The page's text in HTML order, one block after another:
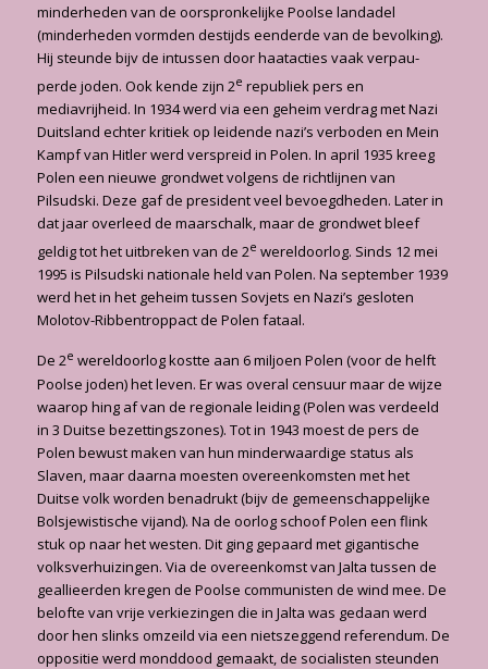
minderheden van de oorspronkelijke Poolse landadel
(minderheden vormden des­tijds eenderde van de bevolking).
Hij steunde bijv de intussen door haatacties vaak verpau­
perde joden. Ook kende zijn 2e republiek pers en
mediavrijheid. In 1934 werd via een geheim verdrag met Nazi
Duitsland echter kritiek op leidende nazi’s verboden en Mein
Kampf van Hitler werd verspreid in Polen. In april 1935 kreeg
Polen een nieuwe grondwet volgens de richtlijnen van
Pilsudski. Deze gaf de president veel bevoegdheden. Later in
dat jaar over­leed de maarschalk, maar de grondwet bleef
geldig tot het uitbreken van de 2e wereldoorlog. Sinds 12 mei
1995 is Pilsudski nationale held van Polen. Na september 1939
werd het in het geheim tussen Sovjets en Nazi’s gesloten
Molotov-Ribbentroppact de Polen fataal.
De 2e wereldoorlog kostte aan 6 miljoen Polen (voor de helft
Poolse joden) het leven. Er was overal censuur maar de wijze
waarop hing af van de regionale leiding (Polen was verdeeld
in 3 Duitse bezettingszones). Tot in 1943 moest de pers de
Polen bewust maken van hun minderwaardige status als
Slaven, maar daarna moesten overeenkomsten met het
Duitse volk worden benadrukt (bijv de gemeenschappelijke
Bolsjewistische vijand). Na de oorlog schoof Polen een flink
stuk op naar het westen. Dit ging gepaard met gigantische
volksverhuizingen. Via de overeenkomst van Jalta tussen de
geallieerden kregen de Poolse communisten de wind mee. De
belofte van vrije verkiezingen die in Jalta was gedaan werd
door hen slinks omzeild via een nietszeggend referendum. De
oppositie werd monddood gemaakt, de socialisten steunden